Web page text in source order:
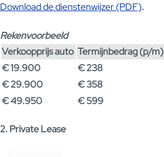
Download de dienstenwijzer (PDF).
Rekenvoorbeeld
Verkoopprijs auto Termijnbedrag (p/m)
€ 19.900
€ 238
€ 29.900
€ 358
€ 49.950
€ 599
2. Private Lease